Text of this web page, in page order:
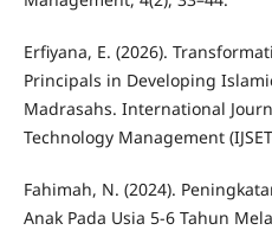
Erfiyana, E. (2026).
Principals in Developing
Madrasahs. International
Technology Management
Fahimah, N. (2024).
Anak Pada Usia 5-6 Tahun